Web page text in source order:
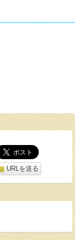
URLを送る